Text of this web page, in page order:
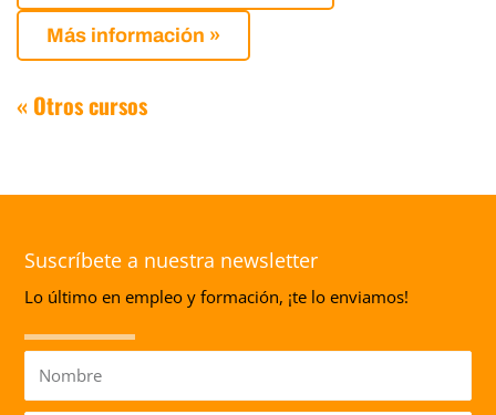
Más información »
« Otros cursos
Suscríbete a nuestra newsletter
Lo último en empleo y formación, ¡te lo enviamos!
Nombre